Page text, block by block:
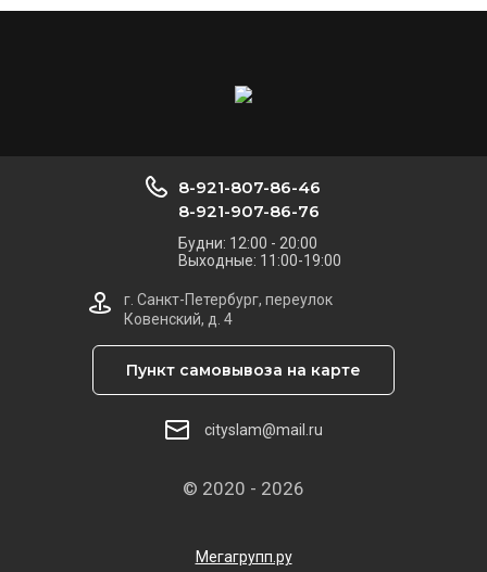
© 2020 - 2026
8-921-807-86-46
8-921-907-86-76
Будни: 12:00 - 20:00
Выходные: 11:00-19:00
г. Санкт-Петербург, переулок
Ковенский, д. 4
Пункт самовывоза на карте
cityslam@mail.ru
Мегагрупп.ру